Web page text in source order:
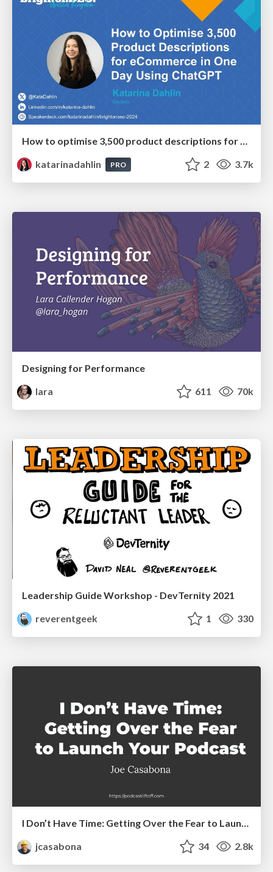
katarinadahlin
PRO 2 3.7k
Designing for Performance
lara
611 70k
Leadership Guide Workshop - DevTernity 2021
reverentgeek
1 330
I Don’t Have Time: Getting Over the Fear to Launch Your Podcast
jcasabona
34 2.8k